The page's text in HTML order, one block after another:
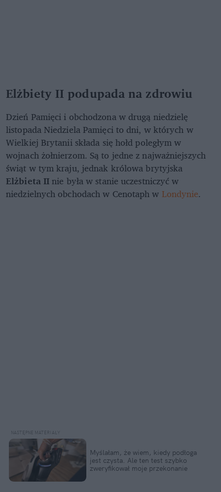
Elżbiety II podupada na zdrowiu
Dzień Pamięci i obchodzona w drugą niedzielę
listopada Niedziela Pamięci to dni, w których w
Wielkiej Brytanii składa się hołd poległym w
wojnach żołnierzom. Są to jedne z najważniejszych
świąt w tym kraju, jednak królowa brytyjska
Elżbieta IInie była w stanie uczestniczyć w
niedzielnych obchodach w Cenotaph w Londynie.
Myślałam, że wiem, kiedy podłoga
jest czysta. Ale ten test szybko
zweryfikował moje przekonanie